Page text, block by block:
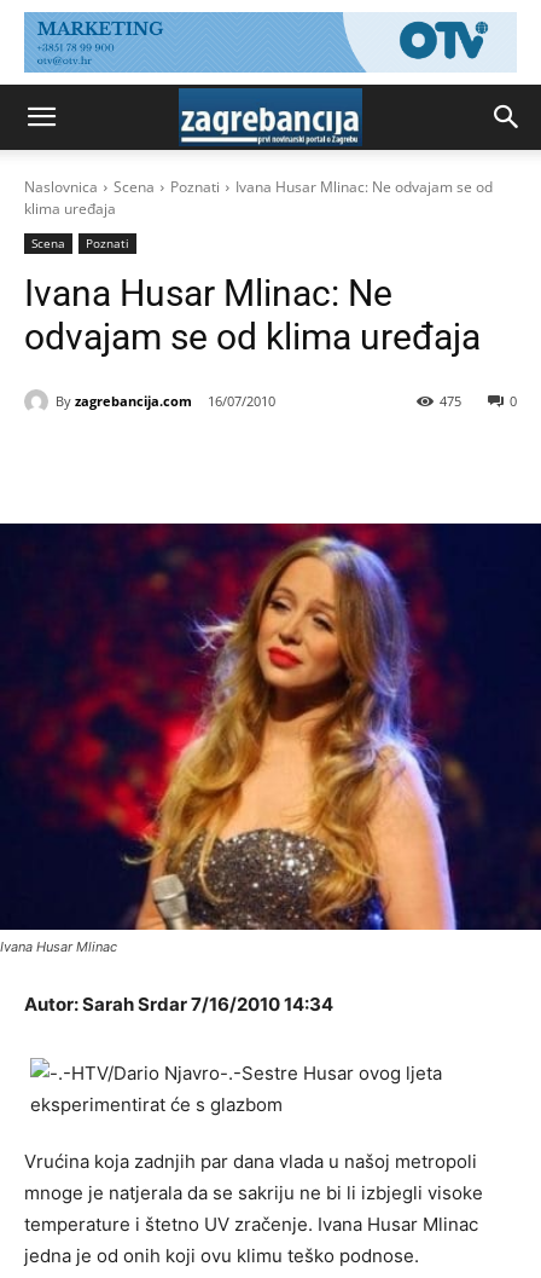
Naslovnica Scena Poznati
Ivana Husar Mlinac: Ne odvajam se od
klima uređaja
Scena Poznati
Ivana Husar Mlinac: Ne
odvajam se od klima uređaja
By zagrebancija.com 16/07/2010 0
475
Ivana Husar Mlinac
Autor: Sarah Srdar 7/16/2010 14:34
Vrućina koja zadnjih par dana vlada u našoj metropoli
mnoge je natjerala da se sakriju ne bi li izbjegli visoke
temperature i štetno UV zračenje. Ivana Husar Mlinac
jedna je od onih koji ovu klimu teško podnose.